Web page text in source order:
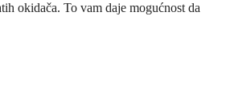
okidača. To vam daje mogućnost da